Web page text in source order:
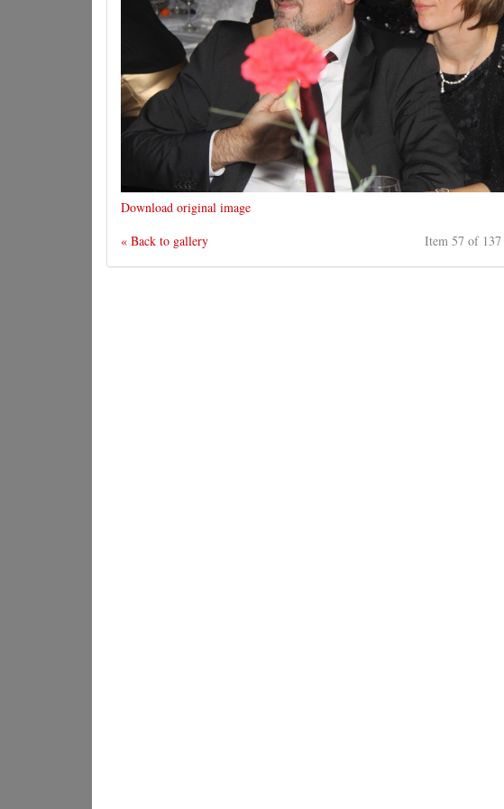
Download original image
« Back to gallery
Item 57 of 137